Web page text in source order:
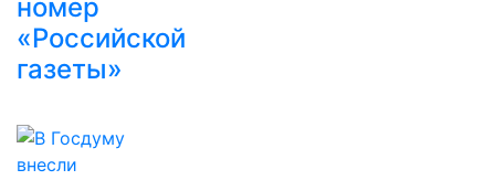
номер
«Российской
газеты»